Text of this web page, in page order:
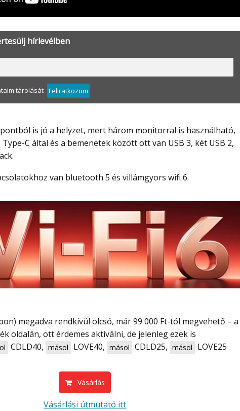
hírlevélben
tárolását Feliratkozom
C által és a bemenetek között ott van USB 3, két USB 2,
van bluetooth 5 és villámgyors wifi 6.
oldalán, ott érdemes aktiválni, de jelenleg ezek is
CDLD40, másol LOVE40, másol CDLD25, másol LOVE25
Vásárlás
Vásárlási útmutató itt